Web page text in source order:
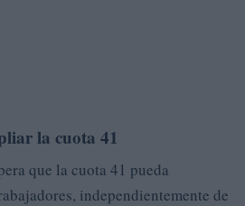
la cuota 41
que la cuota 41 pueda
independientemente de